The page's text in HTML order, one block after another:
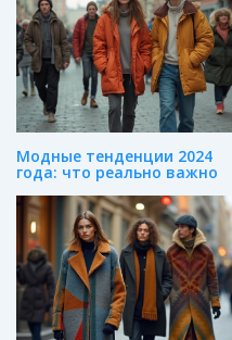
Модные тенденции 2024
года: что реально важно